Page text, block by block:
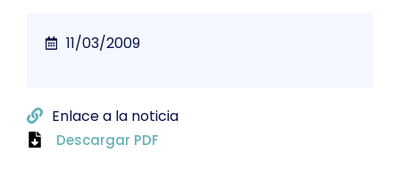
11/03/2009
Enlace a la noticia
Descargar PDF